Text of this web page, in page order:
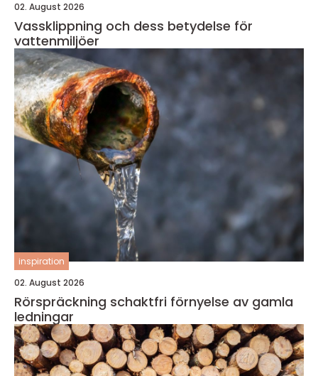
02. August 2026
Vassklippning och dess betydelse för
vattenmiljöer
inspiration
02. August 2026
Rörspräckning schaktfri förnyelse av gamla
ledningar